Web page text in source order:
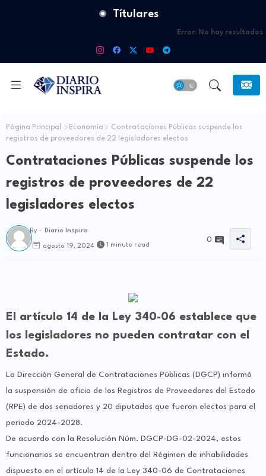
Títulares
Error: No hay resultados
Página Principal Economía
Contrataciones Públicas suspende los
registros de proveedores de 22 legisladores electos
Contrataciones Públicas suspende los
registros de proveedores de 22
legisladores electos
By - Diario Inspira
agosto 19, 2024 1 minute read
0
El artículo 14 de la Ley 340-06 establece que
los legisladores no pueden contratar con el
Estado.
La Dirección General de Contrataciones Públicas (DGCP) informó
la suspensión de oficio de los Registros de Proveedores del Estado
(RPE) de dos senadores y 20 diputados que fueron electos para el
periodo 2024-2028.
De acuerdo con la Resolución Núm. DGCP-DG-02-2024, estos
funcionarios se encuentran dentro del Régimen de inhabilidades
dispuesto en el artículo 14 de la Ley 340-06 de Contrataciones